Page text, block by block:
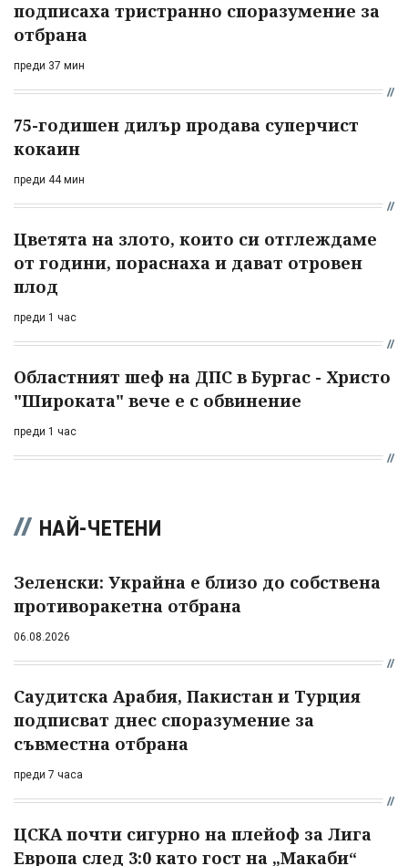
подписаха тристранно споразумение за
отбрана
преди 37 мин
75-годишен дилър продава суперчист
кокаин
преди 44 мин
Цветята на злото, които си отглеждаме
от години, пораснаха и дават отровен
плод
преди 1 час
Областният шеф на ДПС в Бургас - Христо
"Широката" вече е с обвинение
преди 1 час
НАЙ-ЧЕТЕНИ
Зеленски: Украйна е близо до собствена
противоракетна отбрана
06.08.2026
Саудитска Арабия, Пакистан и Турция
подписват днес споразумение за
съвместна отбрана
преди 7 часа
ЦСКА почти сигурно на плейоф за Лига
Европа след 3:0 като гост на „Макаби“